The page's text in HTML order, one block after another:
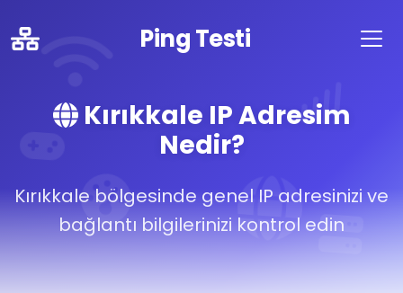
Ping Testi
Kırıkkale IP Adresim
Nedir?
Kırıkkale bölgesinde genel IP adresinizi ve
bağlantı bilgilerinizi kontrol edin